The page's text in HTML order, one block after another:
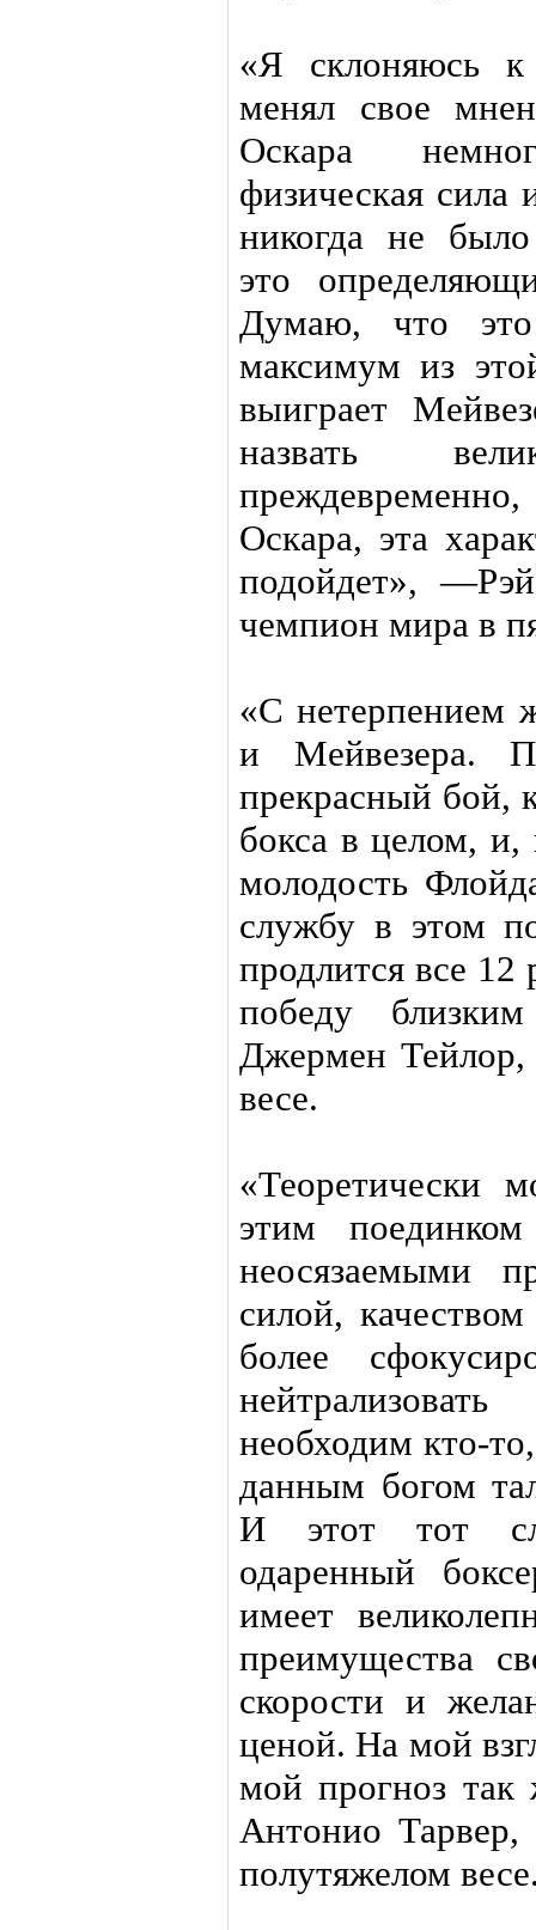
«Я склоняюсь
менял свое
Оскара
физическая
никогда не
это
Думаю, что это
максимум из
выиграет
назвать
Оскара, эта
подойдет»,
чемпион мира в
«С нетерпением
и Мейвезера.
прекрасный бой,
бокса в целом, и,
молодость
службу в этом
продлится все
победу
Джермен
весе.
«Теоретически
этим
неосязаемыми
силой,
более
необходим кто-
данным богом
И этот тот
одаренный
имеет
преимущества
скорости и
ценой. На мой
мой прогноз
Антонио
полутяжелом